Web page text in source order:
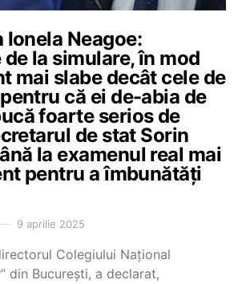
Ionela Neagoe:
la simulare, în mod
mai slabe decât cele de
că ei de-abia de
foarte serios de
de stat Sorin
la examenul real mai
pentru a îmbunătăți
9 aprilie 2025
Colegiului Național
din București, a declarat,